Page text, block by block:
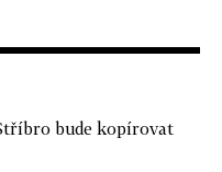
bude kopírovat